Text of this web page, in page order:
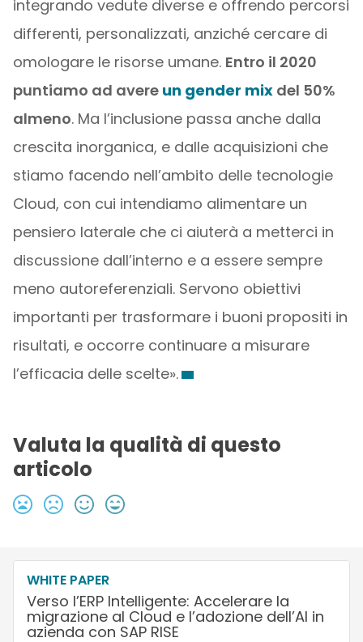
integrando vedute diverse e offrendo percorsi
differenti, personalizzati, anziché cercare di
omologare le risorse umane. Entro il 2020
puntiamo ad avere un gender mixdel 50%
almeno. Ma l’inclusione passa anche dalla
crescita inorganica, e dalle acquisizioni che
stiamo facendo nell’ambito delle tecnologie
Cloud, con cui intendiamo alimentare un
pensiero laterale che ci aiuterà a metterci in
discussione dall’interno e a essere sempre
meno autoreferenziali. Servono obiettivi
importanti per trasformare i buoni propositi in
risultati, e occorre continuare a misurare
l’efficacia delle scelte».
Valuta la qualità di questo
articolo
WHITE PAPER
Verso l’ERP Intelligente: Accelerare la
migrazione al Cloud e l’adozione dell’AI in
azienda con SAP RISE